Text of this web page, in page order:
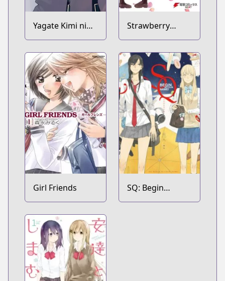
Yagate Kimi ni
Naru
Strawberry
Fields wo Mou
Ichido
Girl Friends
SQ: Begin
W/Your Name!